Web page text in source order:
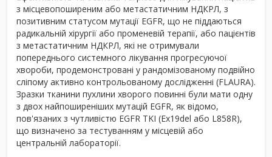
з місцевопоширеним або метастатичним НДКРЛ, з
позитивним статусом мутації EGFR, що не піддаються
радикальній хірургії або променевій терапії, або пацієнтів
з метастатичним НДКРЛ, які не отримували
попереднього системного лікування прогресуючої
хвороби, продемонстровані у рандомізованому подвійно
сліпому активно контрольованому дослідженні (FLAURA).
Зразки тканини пухлини хворого повинні були мати одну
з двох найпоширеніших мутацій EGFR, як відомо,
пов'язаних з чутливістю EGFR TKI (Ex19del або L858R),
що визначено за тестуванням у місцевій або
центральній лабораторії.